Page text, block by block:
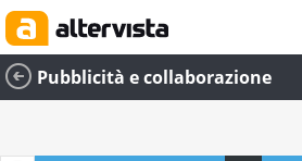
Pubblicità e collaborazione